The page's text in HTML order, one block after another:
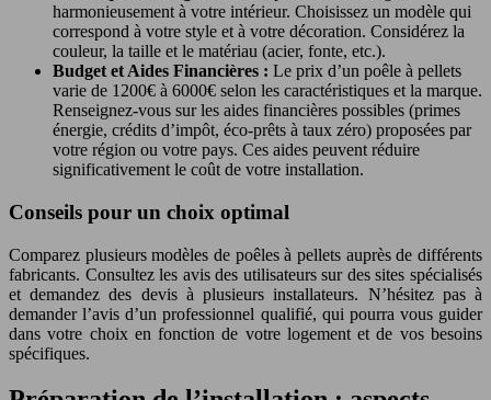
harmonieusement à votre intérieur. Choisissez un modèle qui
correspond à votre style et à votre décoration. Considérez la
couleur, la taille et le matériau (acier, fonte, etc.).
Budget et Aides Financières : Le prix d’un poêle à pellets
varie de 1200€ à 6000€ selon les caractéristiques et la marque.
Renseignez-vous sur les aides financières possibles (primes
énergie, crédits d’impôt, éco-prêts à taux zéro) proposées par
votre région ou votre pays. Ces aides peuvent réduire
significativement le coût de votre installation.
Conseils pour un choix optimal
Comparez plusieurs modèles de poêles à pellets auprès de différents
fabricants. Consultez les avis des utilisateurs sur des sites spécialisés
et demandez des devis à plusieurs installateurs. N’hésitez pas à
demander l’avis d’un professionnel qualifié, qui pourra vous guider
dans votre choix en fonction de votre logement et de vos besoins
spécifiques.